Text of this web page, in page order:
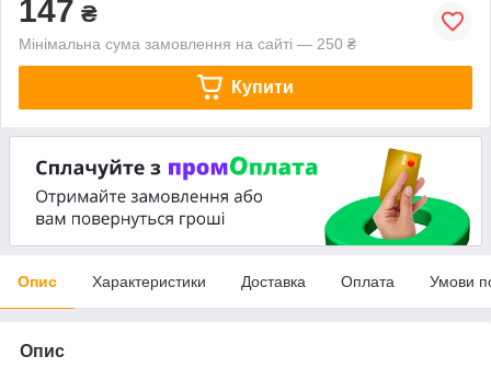
147 ₴
Мінімальна сума замовлення на сайті — 250 ₴
Купити
Опис Характеристики Доставка Оплата Умови
Опис